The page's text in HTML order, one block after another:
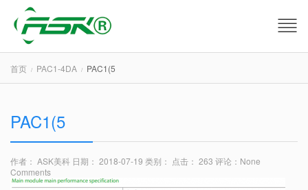
首页 PAC1-4DA PAC1(5
PAC1(5
作者： ASK美科 日期： 2018-07-19 类别： 点击： 263 评论： None
Comments